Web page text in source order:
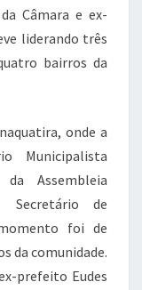
a
m
Câmara e ex-
liderando três
bairros da
onde a
Municipalista
Assembleia
Secretário de
foi de
da comunidade.
prefeito Eudes